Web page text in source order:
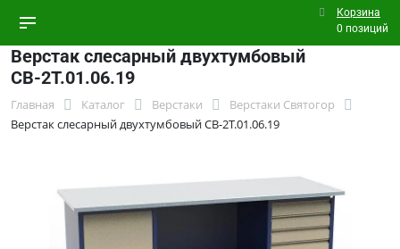
Корзина
0 позиций
Верстак слесарный двухтумбовый
СВ-2Т.01.06.19
Главная Каталог Верстаки
Верстаки Святогор
Верстак слесарный двухтумбовый СВ-2Т.01.06.19